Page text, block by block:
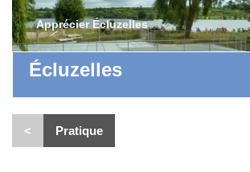
Apprécier Écluzelles
Écluzelles
< Pratique